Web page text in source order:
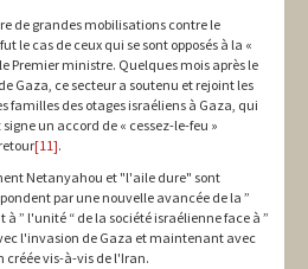
de grandes mobilisations contre le
le cas de ceux qui se sont opposés à la «
Premier ministre. Quelques mois après le
Gaza, ce secteur a soutenu et rejoint les
familles des otages israéliens à Gaza, qui
un accord de « cessez-le-feu »
[11].
Netanyahou et "l'aile dure" sont
par une nouvelle avancée de la ”
” l'unité “ de la société israélienne face à ”
l'invasion de Gaza et maintenant avec
vis-à-vis de l'Iran.